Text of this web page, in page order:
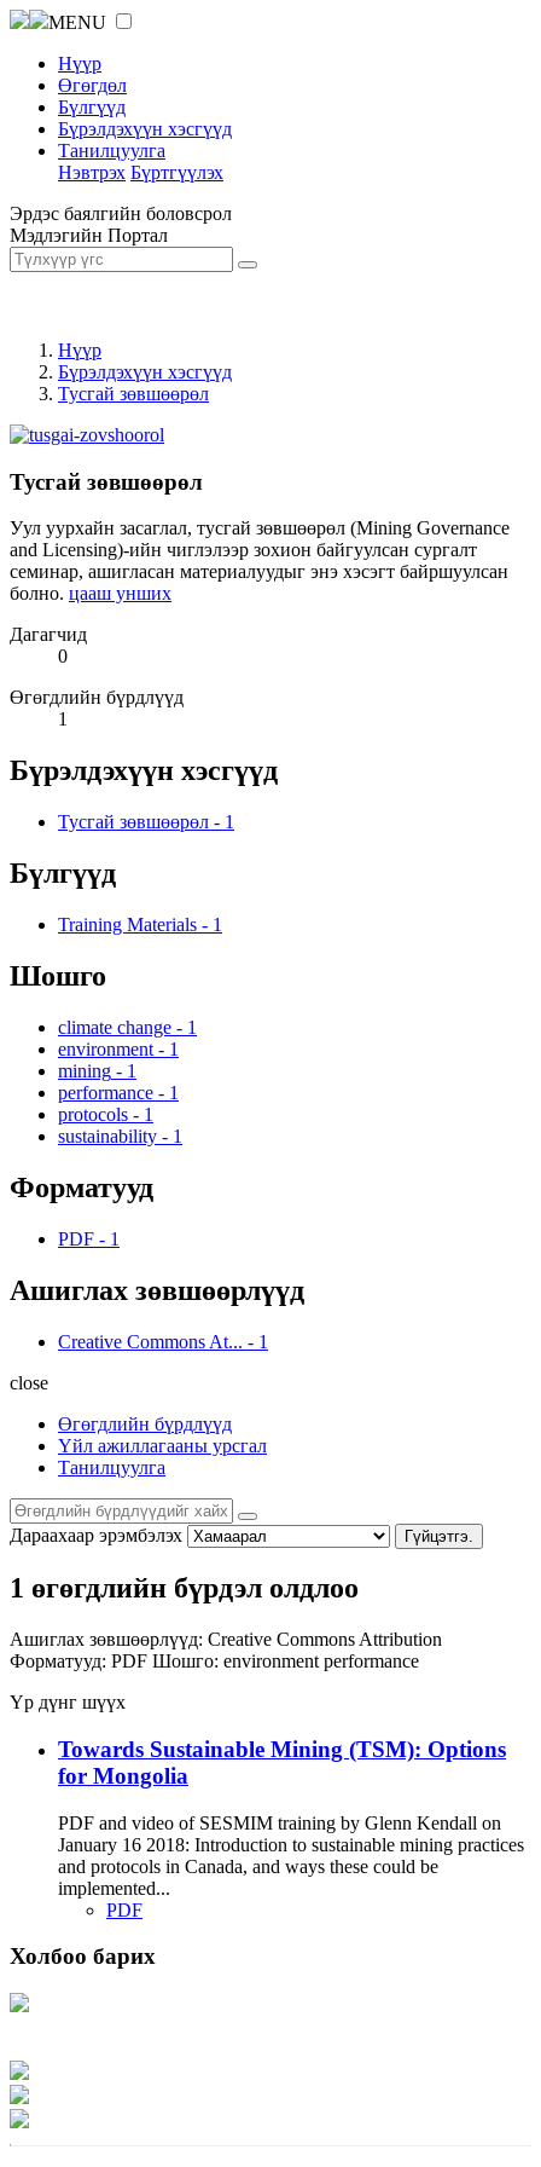
MENU
Нүүр
Өгөгдөл
Бүлгүүд
Бүрэлдэхүүн хэсгүүд
Танилцуулга
Нэвтрэх Бүртгүүлэх
Эрдэс баялгийн боловсрол
Мэдлэгийн Портал
Нүүр
Бүрэлдэхүүн хэсгүүд
Тусгай зөвшөөрөл
Тусгай зөвшөөрөл
Уул уурхайн засаглал, тусгай зөвшөөрөл (Mining Governance
and Licensing)-ийн чиглэлээр зохион байгуулсан сургалт
семинар, ашигласан материалуудыг энэ хэсэгт байршуулсан
болно. цааш унших
Дагагчид
0
Өгөгдлийн бүрдлүүд
1
Бүрэлдэхүүн хэсгүүд
Тусгай зөвшөөрөл - 1
Бүлгүүд
Training Materials - 1
Шошго
climate change - 1
environment - 1
mining - 1
performance - 1
protocols - 1
sustainability - 1
Форматууд
PDF - 1
Ашиглах зөвшөөрлүүд
Creative Commons At... - 1
close
Өгөгдлийн бүрдлүүд
Үйл ажиллагааны урсгал
Танилцуулга
Дараахаар эрэмбэлэх Гүйцэтгэ.
1 өгөгдлийн бүрдэл олдлоо
Ашиглах зөвшөөрлүүд: Creative Commons Attribution
Форматууд: PDF Шошго: environment performance
Үр дүнг шүүх
Towards Sustainable Mining (TSM): Options
for Mongolia
PDF and video of SESMIM training by Glenn Kendall on
January 16 2018: Introduction to sustainable mining practices
and protocols in Canada, and ways these could be
implemented...
PDF
Холбоо барих